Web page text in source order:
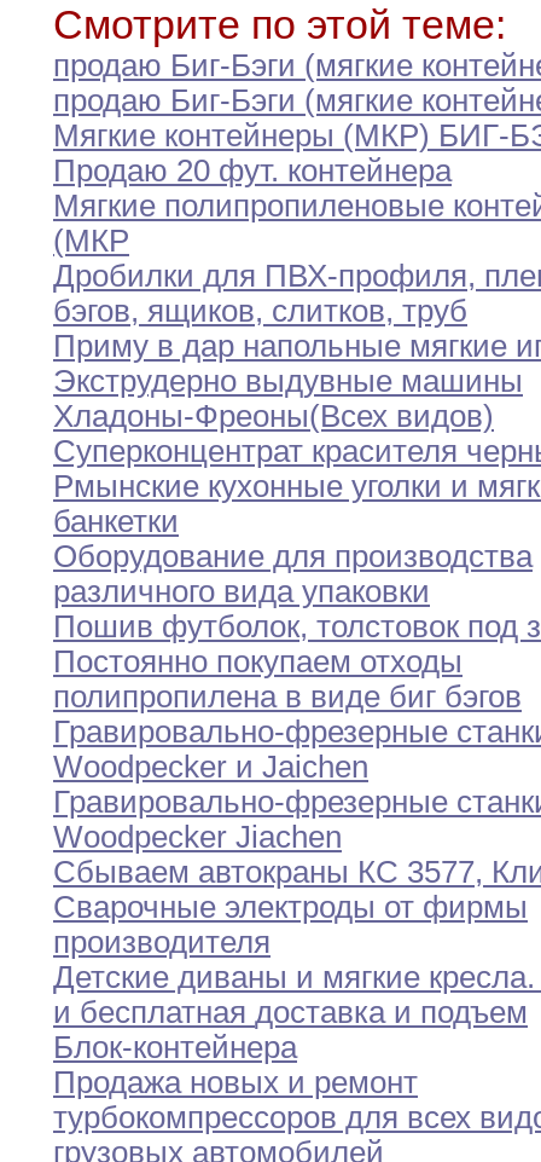
Смотрите по этой теме:
продаю Биг-Бэги (мягкие
продаю Биг-Бэги (мягкие
Мягкие контейнеры (МКР) БИГ-
Продаю 20 фут. контейнера
Мягкие полипропиленовые
(МКР
Дробилки для ПВХ-профиля,
бэгов, ящиков, слитков, труб
Приму в дар напольные мягкие
Экструдерно выдувные машины
Хладоны-Фреоны(Всех видов)
Суперконцентрат красителя
Рмынские кухонные уголки и
банкетки
Оборудование для производства
различного вида упаковки
Пошив футболок, толстовок под
Постоянно покупаем отходы
полипропилена в виде биг бэгов
Гравировально-фрезерные
Woodpecker и Jaichen
Гравировально-фрезерные
Woodpecker Jiachen
Сбываем автокраны КС 3577,
Сварочные электроды от фирмы
производителя
Детские диваны и мягкие кресла.
и бесплатная доставка и подъем
Блок-контейнера
Продажа новых и ремонт
турбокомпрессоров для всех
грузовых автомобилей